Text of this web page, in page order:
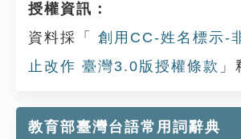
授權資訊：
資料採「
創用CC-姓名標示-
止改作 臺灣3.0版授權條款 」
教育部臺灣台語常用詞辭典